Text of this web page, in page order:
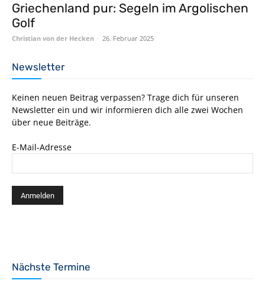
Griechenland pur: Segeln im Argolischen
Golf
Christian von der Hecken - 26. Februar 2025
Newsletter
Keinen neuen Beitrag verpassen? Trage dich für unseren
Newsletter ein und wir informieren dich alle zwei Wochen
über neue Beiträge.
E-Mail-Adresse
Nächste Termine